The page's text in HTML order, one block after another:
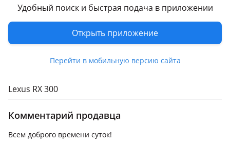
Удобный поиск и быстрая подача в приложении
Открыть приложение
Перейти в мобильную версию сайта
Подходит на авто
Lexus RX 300
Комментарий продавца
Всем доброго времени суток!